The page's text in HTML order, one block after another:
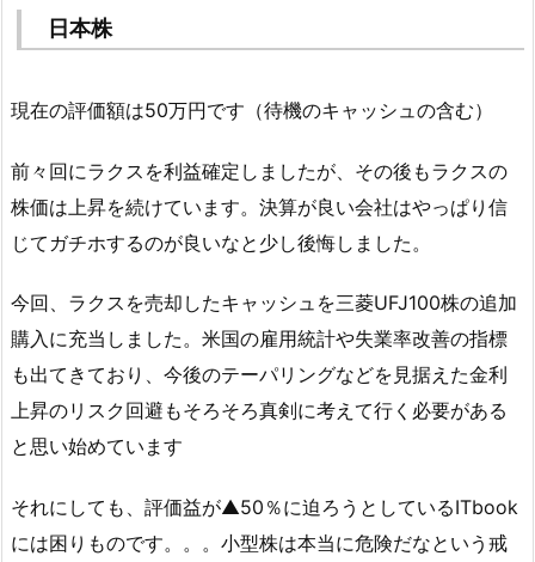
日本株
現在の評価額は50万円です（待機のキャッシュの含む）
前々回にラクスを利益確定しましたが、その後もラクスの
株価は上昇を続けています。決算が良い会社はやっぱり信
じてガチホするのが良いなと少し後悔しました。
今回、ラクスを売却したキャッシュを三菱UFJ100株の追加
購入に充当しました。米国の雇用統計や失業率改善の指標
も出てきており、今後のテーパリングなどを見据えた金利
上昇のリスク回避もそろそろ真剣に考えて行く必要がある
と思い始めています
それにしても、評価益が▲50％に迫ろうとしているITbook
には困りものです。。。小型株は本当に危険だなという戒